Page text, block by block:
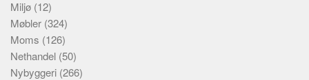
Miljø (12)
Møbler (324)
Moms (126)
Nethandel (50)
Nybyggeri (266)